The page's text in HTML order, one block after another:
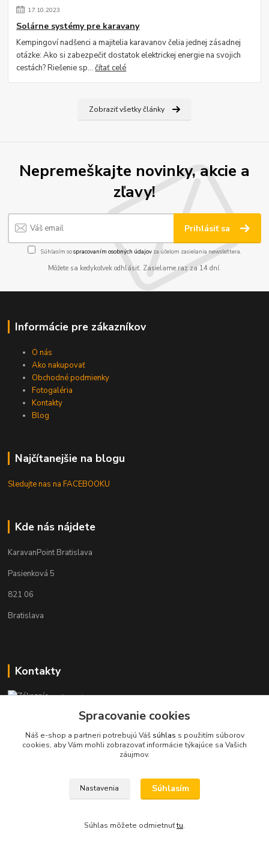
17.10.2023
Solárne systémy pre karavany
Kempingoví nadšenci a majitelia karavanov čelia jednej zásadnej
otázke: Ako si zabezpečiť dostatok elektrickej energie na svojich
cestách? Riešenie sp...čítať celé
Zobraziť všetky články
Nepremeškajte novinky, akcie a
zľavy!
Prihlásiť sa
Súhlasím sospracovaním osobných údajov za účelom zasielania newslettera.
Môžete sa kedykoľvek odhlásiť. Zasielame raz za 14 dní.
Informácie pre zákazníkov
O nás
Ako nakupovať
Obchodné podmienky
Fotogaléria
Kontakty
Blog
Najčítanejšie na blogu
Sledujte nas na FACEBOOKU
Kde nás nájdete
KaravanPoint Bratislava
Pasienková 5
821 06
Bratislava
Kontakty
Zákaznícka podpora KaravanPoint
+421902309993
(Po-Pia, 9-18 hod.)
info@karavanpoint.sk
Spracovanie cookies
Náš e-shop a partneri potrebujú Váš súhlas s použitím súborov
cookies, aby Vám mohli zobrazovať informácie týkajúce sa Vašich
záujmov.
Nastavenia Súhlasím
Súhlas môžete odmietnuťtu.